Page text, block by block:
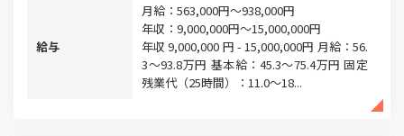
給与
月給：563,000円～938,000円
年収：9,000,000円～15,000,000円
年収 9,000,000 円 - 15,000,000円 月給：56.
3～93.8万円 基本給：45.3～75.4万円 固定
残業代（25時間）：11.0～18...